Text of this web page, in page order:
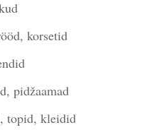
korsetid
pidžaamad
topid, kleidid